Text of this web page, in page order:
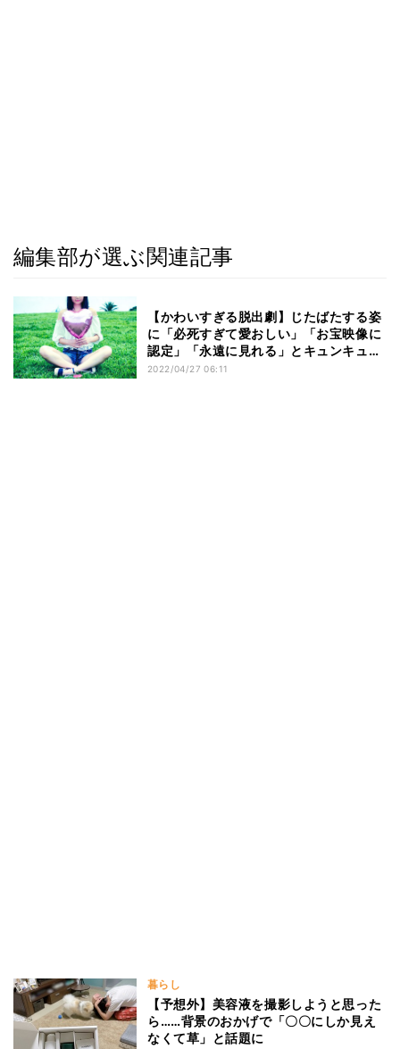
編集部が選ぶ関連記事
【かわいすぎる脱出劇】じたばたする姿
に「必死すぎて愛おしい」「お宝映像に
認定」「永遠に見れる」とキュンキュン
しちゃう
2022/04/27 06:11
暮らし
【予想外】美容液を撮影しようと思った
ら……背景のおかげで「〇〇にしか見え
なくて草」と話題に